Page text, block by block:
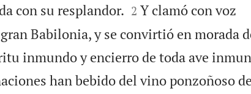
con su resplandor.
2 Y clamó con voz
Babilonia, y se convirtió en morada
inmundo y encierro de toda ave
han bebido del vino ponzoñoso